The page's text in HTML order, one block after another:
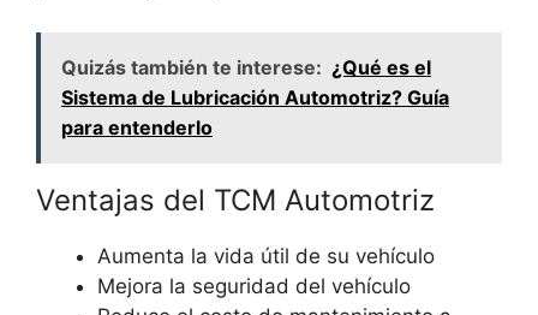
Quizás también te interese: ¿Qué es el
Sistema de Lubricación Automotriz? Guía
para entenderlo
Ventajas del TCM Automotriz
Aumenta la vida útil de su vehículo
Mejora la seguridad del vehículo